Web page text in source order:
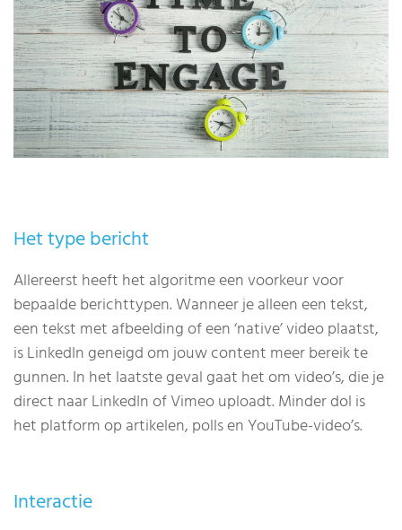
Het type bericht
Allereerst heeft het algoritme een voorkeur voor
bepaalde berichttypen. Wanneer je alleen een tekst,
een tekst met afbeelding of een ‘native’ video plaatst,
is LinkedIn geneigd om jouw content meer bereik te
gunnen. In het laatste geval gaat het om video’s, die je
direct naar LinkedIn of Vimeo uploadt. Minder dol is
het platform op artikelen, polls en YouTube-video’s.
Interactie